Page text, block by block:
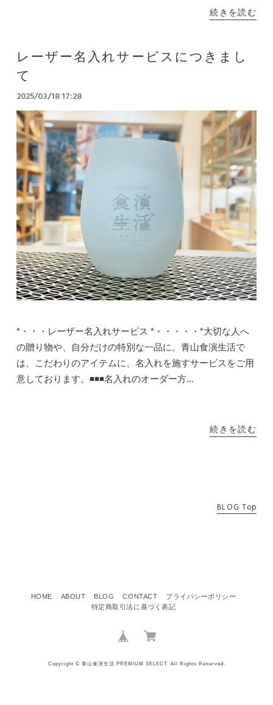
続きを読む
レーザー名入れサービスにつきまし
て
2025/03/18 17:28
*・・・レーザー名入れサービス *・・・・・*大切な人へ
の贈り物や、自分だけの特別な一品に。青山食演生活で
は、こだわりのアイテムに、名入れを施すサービスをご用
意しております。◾️◾️◾️名入れのオーダー方...
続きを読む
BLOG Top
HOME ABOUT BLOG CONTACT
プライバシーポリシー
特定商取引法に基づく表記
Copyright © 青山食演生活 PREMIUM SELECT. All Rights Reserved.